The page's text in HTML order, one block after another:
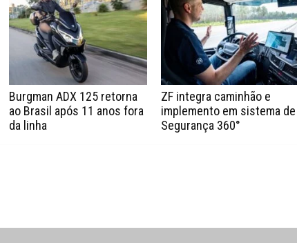
Burgman ADX 125 retorna
ao Brasil após 11 anos fora
da linha
ZF integra caminhão e
implemento em sistema de
Segurança 360°